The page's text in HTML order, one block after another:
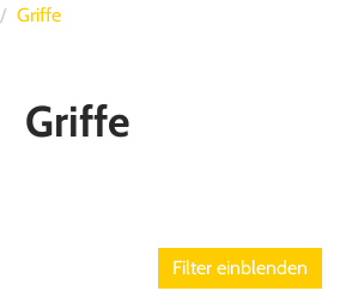
Griffe
Griffe
Filter einblenden